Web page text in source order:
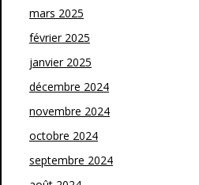
mars 2025
février 2025
janvier 2025
décembre 2024
novembre 2024
octobre 2024
septembre 2024